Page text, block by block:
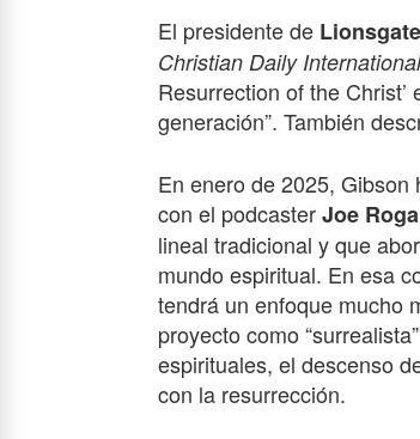
El presidente de
Christian Daily
Resurrection of the
generación”. También
En enero de 2025, Gibson
con el podcasterJoe
lineal tradicional y que
mundo espiritual. En esa
tendrá un enfoque mucho
proyecto como
espirituales, el descenso
con la resurrección.